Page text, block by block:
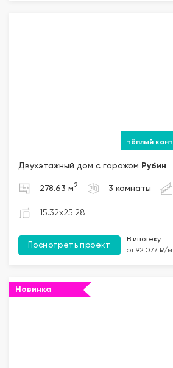
Двухэтажный дом с гаражом Рубин
278.63 м 2 3 комнаты
15.32x25.28
Посмотреть проект
В ипотеку
от 92 077 ₽/
Новинка